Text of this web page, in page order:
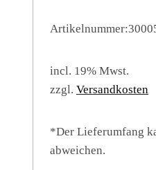
Artikelnummer:
incl. 19% Mwst.
zzgl. Versandkosten
*Der Lieferumfang
abweichen.